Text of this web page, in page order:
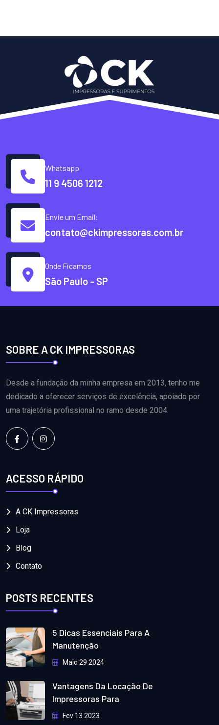
Whatsapp
11 9 4506 1212
Envie um Email:
contato@ckimpressoras.com.br
Onde Ficamos
São Paulo - SP
SOBRE A CK IMPRESSORAS
Desde a fundação da minha empresa em 2013, tenho me
dedicado a oferecer serviços de excelência, apoiado por
uma trajetória profissional no ramo desde 2004.
ACESSO RÁPIDO
A CK Impressoras
Loja
Blog
Contato
POSTS RECENTES
5 Dicas Essenciais Para A
Manutenção
Maio 29 2024
Vantagens Da Locação De
Impressoras Para
Fev 13 2023